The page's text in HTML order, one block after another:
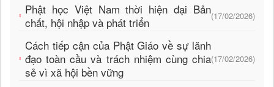
Phật học Việt Nam thời hiện đại Bản
chất, hội nhập và phát triển
(17/02/2026)
Cách tiếp cận của Phật Giáo về sự lãnh
đạo toàn cầu và trách nhiệm cùng chia
sẻ vì xã hội bền vững
(17/02/2026)